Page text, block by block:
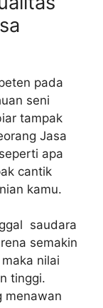
pada
seni
tampak
Jasa
apa
cantik
kamu.
saudara
semakin
nilai
tinggi.
menawan